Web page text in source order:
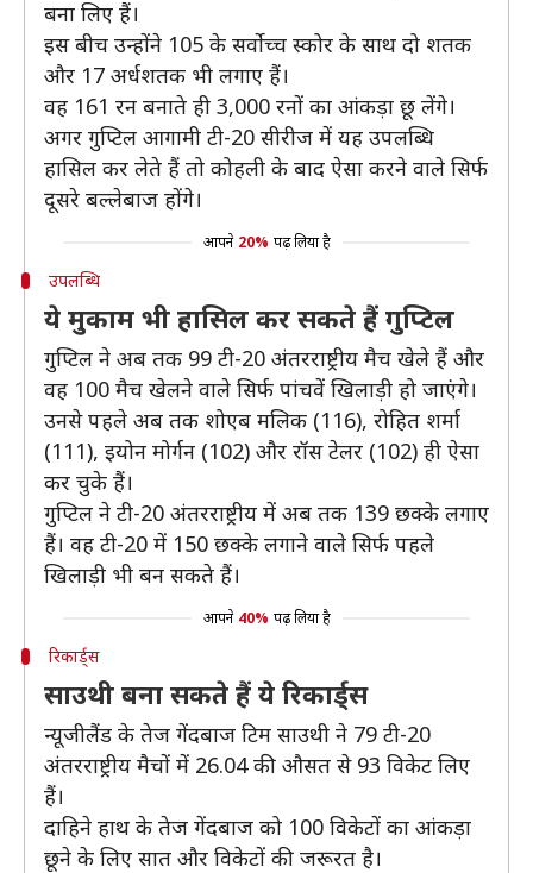
बना लिए हैं।
​इस बीच उन्होंने 105 के सर्वोच्च स्कोर के साथ दो शतक
और 17 अर्धशतक भी लगाए हैं।
वह 161 रन बनाते ही 3,000 रनों का आंकड़ा छू लेंगे।
अगर गुप्टिल आगामी टी-20 सीरीज में यह उपलब्धि
हासिल कर लेते हैं तो कोहली के बाद ऐसा करने वाले सिर्फ
दूसरे बल्लेबाज होंगे।
आपने 20% पढ़ लिया है
उपलब्धि
ये मुकाम भी हासिल कर सकते हैं गुप्टिल
गुप्टिल ने अब तक 99 टी-20 अंतरराष्ट्रीय मैच खेले हैं और
वह 100 मैच खेलने वाले सिर्फ पांचवें खिलाड़ी हो जाएंगे।
उनसे पहले अब तक शोएब मलिक (116), रोहित शर्मा
(111), इयोन मोर्गन (102) और रॉस टेलर (102) ही ऐसा
कर चुके हैं।
गुप्टिल ने टी-20 अंतरराष्ट्रीय में अब तक 139 छक्के लगाए
हैं। वह टी-20 में 150 छक्के लगाने वाले सिर्फ पहले
खिलाड़ी भी बन सकते हैं।
आपने 40% पढ़ लिया है
रिकार्ड्स
साउथी बना सकते हैं ये रिकार्ड्स
न्यूजीलैंड के तेज गेंदबाज टिम साउथी ने 79 टी-20
अंतरराष्ट्रीय मैचों में 26.04 की औसत से 93 विकेट लिए
हैं।
​दाहिने हाथ के तेज गेंदबाज को 100 विकेटों का आंकड़ा
छूने के लिए सात और विकेटों की जरूरत है।